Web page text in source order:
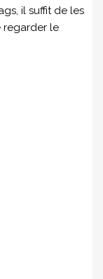
il suffit de les
regarder le